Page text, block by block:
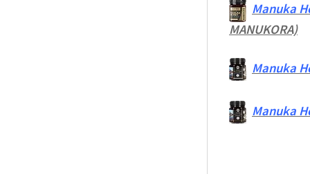
Manuka
MANUKORA)
Manuka
Manuka